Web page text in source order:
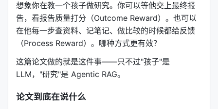
想象你在教一个孩子做研究。你可以等他交上最终报
告，看报告质量打分（Outcome Reward）。也可以
在他每一步查资料、记笔记、做比较的时候都给反馈
（Process Reward）。哪种方式更有效？
这篇论文做的就是这件事——只不过"孩子"是
LLM，"研究"是 Agentic RAG。
论文到底在说什么